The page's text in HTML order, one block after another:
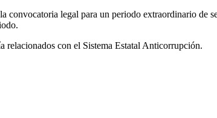
legal para un periodo extraordinario de
relacionados con el Sistema Estatal Anticorrupción.